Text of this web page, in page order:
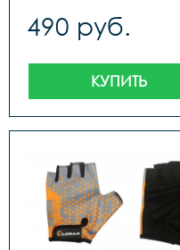
490 руб.
КУПИТЬ